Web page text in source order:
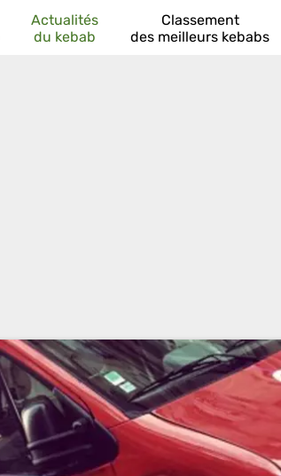
Actualités
du kebab
Classement
des meilleurs kebabs